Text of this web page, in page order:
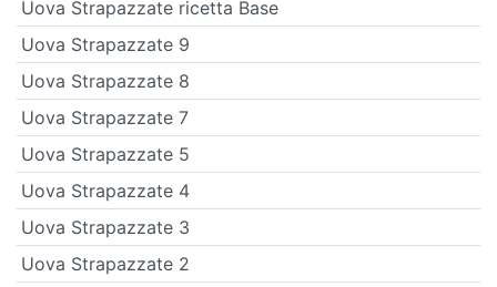
Uova Strapazzate ricetta Base
Uova Strapazzate 9
Uova Strapazzate 8
Uova Strapazzate 7
Uova Strapazzate 5
Uova Strapazzate 4
Uova Strapazzate 3
Uova Strapazzate 2